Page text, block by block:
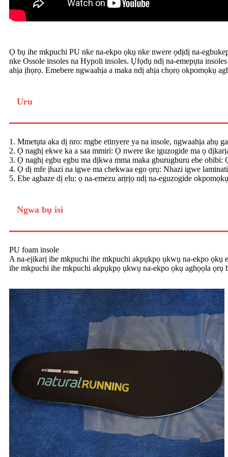
Ọ bụ ihe mkpuchi PU nke na-ekpo ọkụ nke nwere ọdịdị na-
nke Ossole insoles na Hypoli insoles. Ụfọdụ ndị na-emepụta
ahịa ịhọrọ. Emebere ngwaahịa a maka ndị ahịa chọrọ okpomọkụ
Uru
1. Mmetụta aka dị nro: mgbe etinyere ya na insole, ngwaahịa ahụ
2. Ọ naghị ekwe ka a saa mmiri: Ọ nwere ike iguzogide ma ọ
3. Ọ naghị egbu egbu ma dịkwa mma maka gburugburu ebe
4. Ọ dị mfe ịhazi na igwe ma chekwaa ego ọrụ: Nhazi igwe
5. Ebe agbaze dị elu: ọ na-emezu arịrịọ ndị na-eguzogide
Ngwa bụ isi
PU foam insole
A na-ejikarị ihe mkpuchi ihe mkpuchi akpụkpọ ụkwụ na-ekpo ọkụ
ihe mkpuchi ihe mkpuchi akpụkpọ ụkwụ na-ekpo ọkụ aghọọla ọrụ